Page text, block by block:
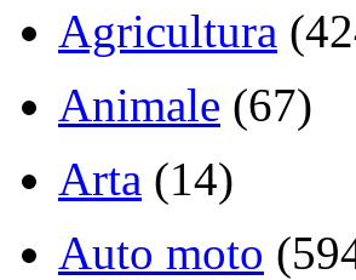
Agricultura
Animale (67)
Arta (14)
Auto moto